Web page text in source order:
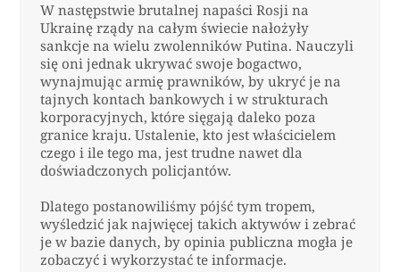
W następstwie brutalnej napaści Rosji na
Ukrainę rządy na całym świecie nałożyły
sankcje na wielu zwolenników Putina. Nauczyli
się oni jednak ukrywać swoje bogactwo,
wynajmując armię prawników, by ukryć je na
tajnych kontach bankowych i w strukturach
korporacyjnych, które sięgają daleko poza
granice kraju. Ustalenie, kto jest właścicielem
czego i ile tego ma, jest trudne nawet dla
doświadczonych policjantów.
Dlatego postanowiliśmy pójść tym tropem,
wyśledzić jak najwięcej takich aktywów i zebrać
je w bazie danych, by opinia publiczna mogła je
zobaczyć i wykorzystać te informacje.